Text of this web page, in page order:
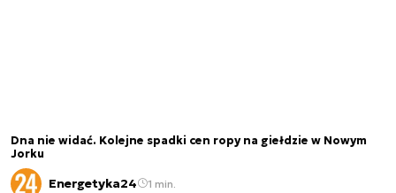
Dna nie widać. Kolejne spadki cen ropy na giełdzie w Nowym
Jorku
Energetyka24 1 min.